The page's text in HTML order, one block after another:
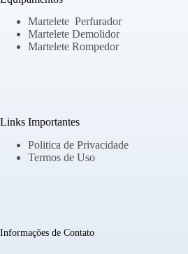
Martelete Perfurador
Martelete Demolidor
Martelete Rompedor
Links Importantes
Politica de Privacidade
Termos de Uso
Informações de Contato